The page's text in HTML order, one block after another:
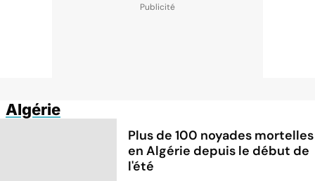
Algérie
Plus de 100 noyades mortelles
en Algérie depuis le début de
l'été